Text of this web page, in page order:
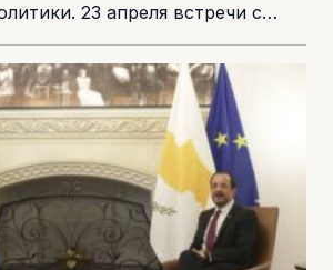
23 апреля встречи с
всех стран Евросоюза,